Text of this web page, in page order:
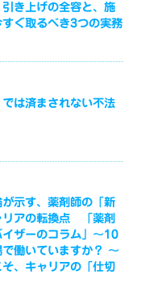
き上げの全容と、施
ぐ取るべき3つの実務
では済まされない不法
示す、薬剤師の「新
リアの転換点 「薬剤
ザーのコラム」～10
働いていますか？ ～
、キャリアの「仕切